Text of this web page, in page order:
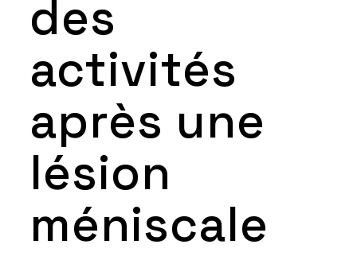
des
activités
après une
lésion
méniscale